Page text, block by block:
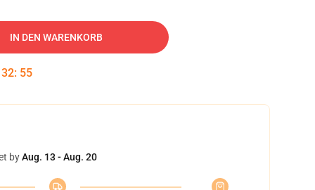
IN DEN WARENKORB
32: 54
byAug. 13 - Aug. 20